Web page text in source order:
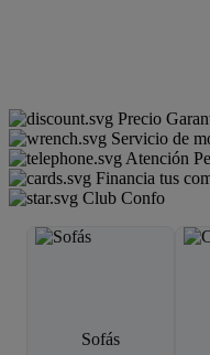
Precio
Servicio de
Atención
Financia tus
Club Confo
Sofás